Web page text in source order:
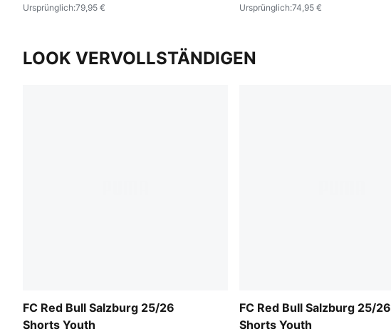
Ursprünglich:79,95 € Ursprünglich:74,95 €
LOOK VERVOLLSTÄNDIGEN
FC Red Bull Salzburg 25/26
Shorts Youth
FC Red Bull Salzburg 25/26
Shorts Youth